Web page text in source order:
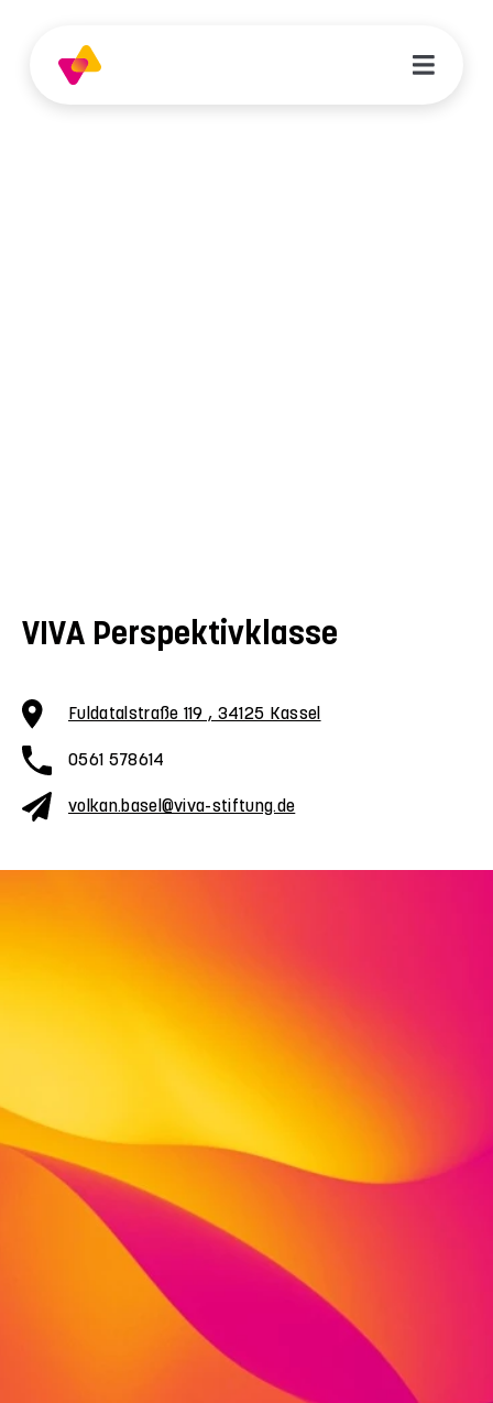
VIVA Perspektivklasse
Fuldatalstraße 119 , 34125 Kassel
0561 578614
volkan.basel@viva-stiftung.de
ein individualisiertes Schulangebot brauchen,
sich im großen Klassenverband nicht
wohlfühlen,
die eine Auszeit in ihrer Schullaufbahn
die von Schulangst und Schulabsentismus